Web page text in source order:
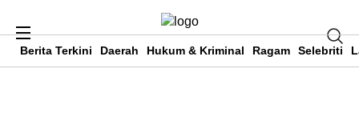
Berita Terkini Daerah Hukum & Kriminal Ragam Selebriti